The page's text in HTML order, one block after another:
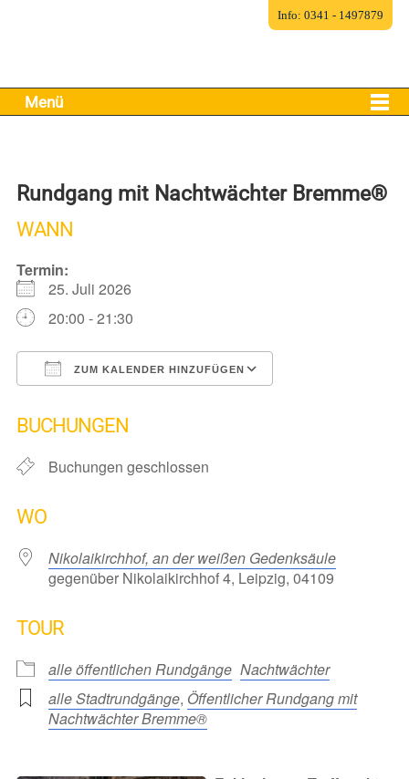
Menü
Rundgang mit Nachtwächter Bremme®
WANN
Termin:
25. Juli 2026
20:00 - 21:30
ZUM KALENDER HINZUFÜGEN
BUCHUNGEN
Buchungen geschlossen
WO
Nikolaikirchhof, an der weißen Gedenksäule
gegenüber Nikolaikirchhof 4, Leipzig, 04109
TOUR
alle öffentlichen Rundgänge Nachtwächter
alle Stadtrundgänge, Öffentlicher Rundgang mit
Nachtwächter Bremme®
Info: 0341 - 1497879